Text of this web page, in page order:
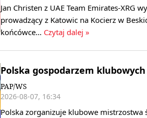
Jan Christen z UAE Team Emirates-XRG
prowadzący z Katowic na Kocierz w
końcówce… Czytaj dalej »
Polska gospodarzem
PAP/WS
2026-08-07, 16:34
Polska zorganizuje klubowe